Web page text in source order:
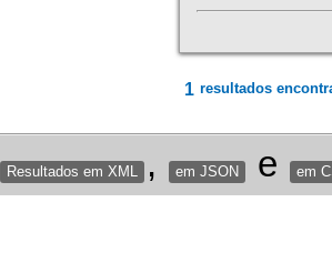
1 resultados
Resultados em XML , em JSON e em